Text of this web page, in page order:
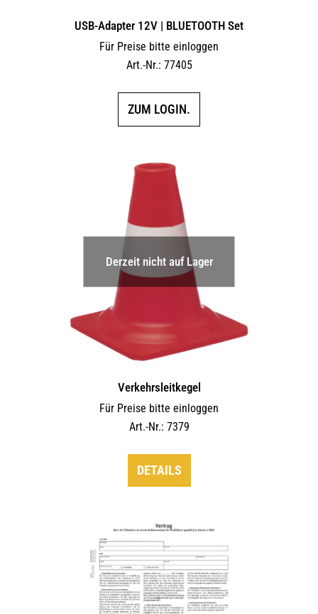
USB-Adapter 12V | BLUETOOTH Set
Für Preise bitte einloggen
Art.-Nr.: 77405
ZUM LOGIN.
Derzeit nicht auf Lager
Verkehrsleitkegel
Für Preise bitte einloggen
Art.-Nr.: 7379
DETAILS